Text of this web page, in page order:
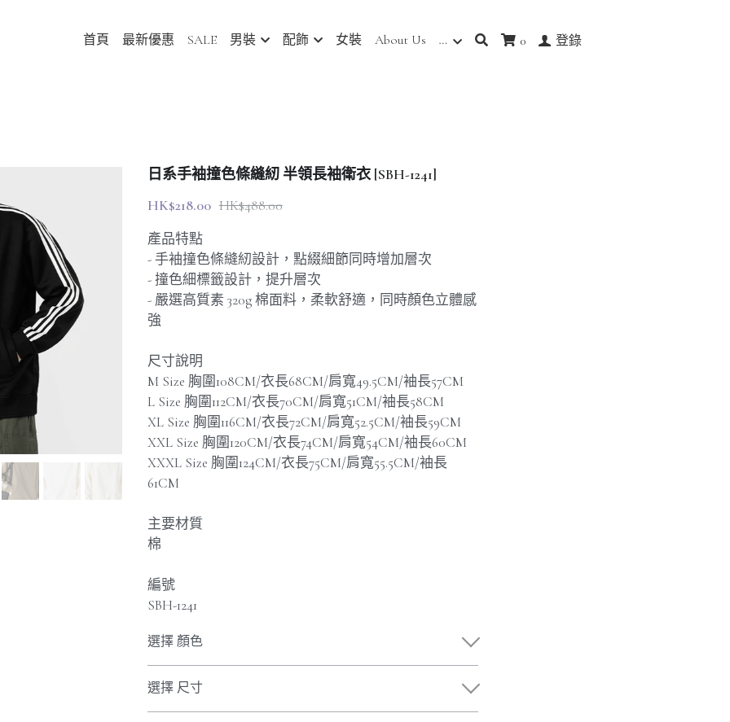
首頁 最新優惠 SALE 男裝 配飾 女裝 About Us … 0 登錄
日系手袖撞色條縫紉 半領長袖衛衣 [SBH-1241]
HK$218.00 HK$488.00
產品特點
- 手袖撞色條縫紉設計，點綴細節同時增加層次
- 撞色細標籤設計，提升層次
- 嚴選高質素 320g 棉面料，柔軟舒適，同時顏色立體感
強
尺寸說明
M Size 胸圍108CM/衣長68CM/肩寬49.5CM/袖長57CM
L Size 胸圍112CM/衣長70CM/肩寬51CM/袖長58CM
XL Size 胸圍116CM/衣長72CM/肩寬52.5CM/袖長59CM
XXL Size 胸圍120CM/衣長74CM/肩寬54CM/袖長60CM
XXXL Size 胸圍124CM/衣長75CM/肩寬55.5CM/袖長
61CM
主要材質
棉
編號
SBH-1241
選擇 顏色
選擇 尺寸